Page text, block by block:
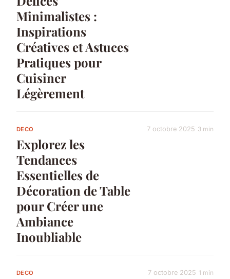
Minimalistes :
Inspirations
Créatives et Astuces
Pratiques pour
Cuisiner
Légèrement
DECO
Explorez les
Tendances
Essentielles de
Décoration de Table
pour Créer une
Ambiance
Inoubliable
7 octobre 2025 3 min
DECO 7 octobre 2025 1 min